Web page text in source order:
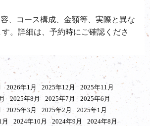
、コース構成、金額等、実際と異な
。詳細は、予約時にご確認くださ
2026年1月 2025年12月
2025年11月
2025年8月 2025年7月
2025年6月
2025年3月 2025年2月
2025年1月
2024年10月 2024年9月
2024年8月